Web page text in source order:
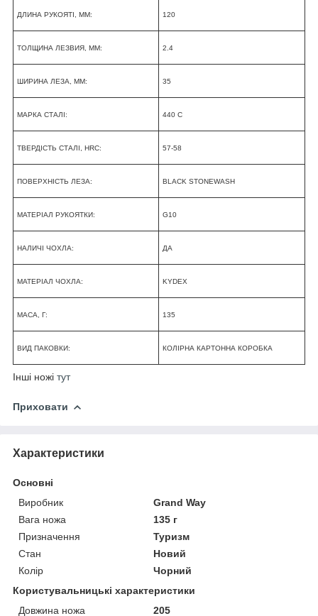
ДЛИНА РУКОЯТІ, ММ: 120
ТОЛЩИНА ЛЕЗВИЯ, ММ: 2.4
ШИРИНА ЛЕЗА, ММ: 35
МАРКА СТАЛІ: 440 C
ТВЕРДІСТЬ СТАЛІ, HRC: 57-58
ПОВЕРХНІСТЬ ЛЕЗА: BLACK STONEWASH
МАТЕРІАЛ РУКОЯТКИ: G10
НАЛИЧІ ЧОХЛА: ДА
МАТЕРІАЛ ЧОХЛА: KYDEX
МАСА, Г: 135
ВИД ПАКОВКИ: КОЛІРНА КАРТОННА КОРОБКА
Інші ножі тут
Приховати
Характеристики
Основні
Виробник
Grand Way
Вага ножа
135 г
Призначення
Туризм
Стан
Новий
Колір
Чорний
Користувальницькі характеристики
Довжина ножа
205